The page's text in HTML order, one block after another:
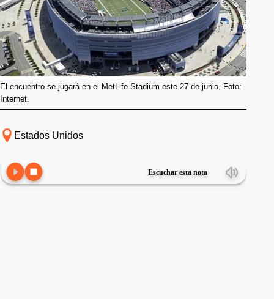
El encuentro se jugará en el MetLife Stadium este 27 de junio. Foto:
Internet.
Estados Unidos
Escuchar esta nota